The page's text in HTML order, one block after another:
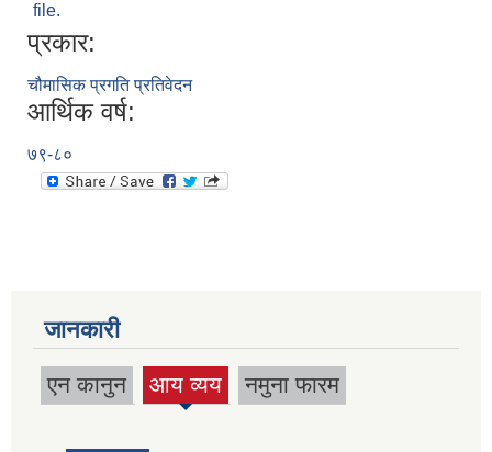
file.
प्रकार:
चौमासिक प्रगति प्रतिवेदन
आर्थिक वर्ष:
७९-८०
जानकारी
एन कानुन आय व्यय
(active
नमुना फारम